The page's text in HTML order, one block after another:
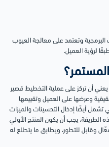
وتعتمد على معالجة العيوب
لرؤية العميل.
أن تركز على عملية التخطيط قصير
وعرضها على العميل وتقييمها
تشمل أيضًا إدخال التحسينات والميزات
الطريقة، يجب أن يكون المنتج الأولي
وقابل للتطور، ويطابق ما يتطلع له